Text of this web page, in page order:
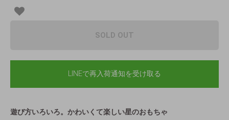
SOLD OUT
LINEで再入荷通知を受け取る
遊び方いろいろ。かわいくて楽しい星のおもちゃ